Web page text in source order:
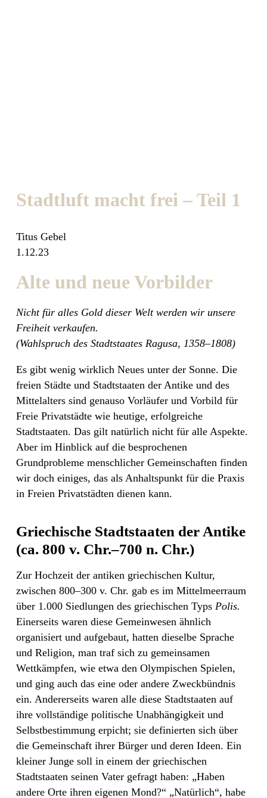
Stadtluft macht frei – Teil 1
Titus Gebel
1.12.23
Alte und neue Vorbilder
Nicht für alles Gold dieser Welt werden wir unsere
Freiheit verkaufen.
(Wahlspruch des Stadtstaates Ragusa, 1358–1808)
Es gibt wenig wirklich Neues unter der Sonne. Die
freien Städte und Stadtstaaten der Antike und des
Mittelalters sind genauso Vorläufer und Vorbild für
Freie Privatstädte wie heutige, erfolgreiche
Stadtstaaten. Das gilt natürlich nicht für alle Aspekte.
Aber im Hinblick auf die besprochenen
Grundprobleme menschlicher Gemeinschaften finden
wir doch einiges, das als Anhaltspunkt für die Praxis
in Freien Privatstädten dienen kann.
Griechische Stadtstaaten der Antike
(ca. 800 v. Chr.–700 n. Chr.)
Zur Hochzeit der antiken griechischen Kultur,
zwischen 800–300 v. Chr. gab es im Mittelmeerraum
über 1.000 Siedlungen des griechischen Typs Polis.
Einerseits waren diese Gemeinwesen ähnlich
organisiert und aufgebaut, hatten dieselbe Sprache
und Religion, man traf sich zu gemeinsamen
Wettkämpfen, wie etwa den Olympischen Spielen,
und ging auch das eine oder andere Zweckbündnis
ein. Andererseits waren alle diese Stadtstaaten auf
ihre vollständige politische Unabhängigkeit und
Selbstbestimmung erpicht; sie definierten sich über
die Gemeinschaft ihrer Bürger und deren Ideen. Ein
kleiner Junge soll in einem der griechischen
Stadtstaaten seinen Vater gefragt haben: „Haben
andere Orte ihren eigenen Mond?“ „Natürlich“, habe